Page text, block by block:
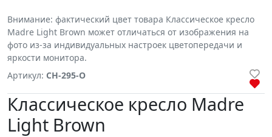
Внимание: фактический цвет товара Классическое кресло
Madre Light Brown может отличаться от изображения на
фото из-за индивидуальных настроек цветопередачи и
яркости монитора.
Артикул: CH-295-O
Классическое кресло Madre
Light Brown